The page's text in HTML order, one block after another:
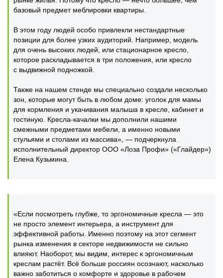
базовый предмет меблировки квартиры.
В этом году людей особо привлекли нестандартные
позиции для более узких аудиторий. Например, модель
для очень высоких людей, или стационарное кресло,
которое раскладывается в три положения, или кресло
с выдвижной подножкой.
Также на нашем стенде мы специально создали несколько
зон, которые могут быть в любом доме: уголок для мамы
для кормления и укачивания малыша в кресле, кабинет и
гостиную. Кресла-качалки мы дополнили нашими
смежными предметами мебели, а именно новыми
стульями и столами из массива», — подчеркнула
исполнительный директор ООО «Лоза Профи» («Глайдер»)
Елена Кузьмина.
«Если посмотреть глубже, то эргономичные кресла — это
не просто элемент интерьера, а инструмент для
эффективной работы. Именно поэтому на этот сегмент
рынка изменения в секторе недвижимости не сильно
влияют. Наоборот, мы видим, интерес к эргономичным
креслам растёт. Всё больше россиян осознают, насколько
важно заботиться о комфорте и здоровье в рабочем